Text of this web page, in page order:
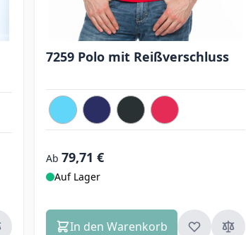
7259 Polo mit Reißverschluss
Ab 79,71 €
Auf Lager
In den Warenkorb